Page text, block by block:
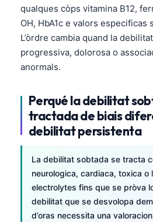
qualques còps vitamina B12,
OH, HbA1c e valors especificas
L’òrdre cambia quand la
progressiva, dolorosa o
anormals.
Perqué la debilitat
tractada de biais
debilitat persistenta
La debilitat sobtada se tracta
neurologica, cardiaca, toxica o
electrolytes fins que se pròva
debilitat que se desvolopa
d’oras necessita una